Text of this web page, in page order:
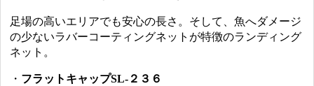
足場の高いエリアでも安心の長さ。そして、魚へダメージ
の少ないラバーコーティングネットが特徴のランディング
ネット。
・ フラットキャップSL-２３６